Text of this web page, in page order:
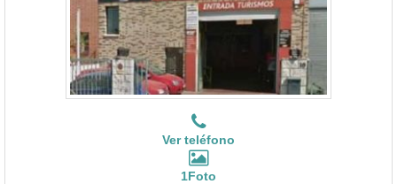
Ver teléfono
1Foto